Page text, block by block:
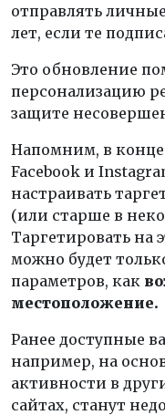
отправлять
лет, если те
Это обновление
персонализацию
защите
Напомним, в
Facebook и
настраивать
(или старше в
Таргетировать на
можно будет
параметров, как
местоположение.
Ранее доступные
например, на
активности в
сайтах, станут